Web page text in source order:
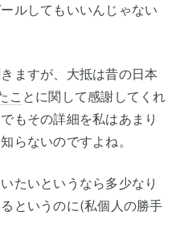
ルしてもいいんじゃない
ますが、大抵は昔の日本
こ とに関して感謝してくれ
もその詳細を私はあまり
らないのですよね。
たいというなら多少なり
というのに(私個人の勝手